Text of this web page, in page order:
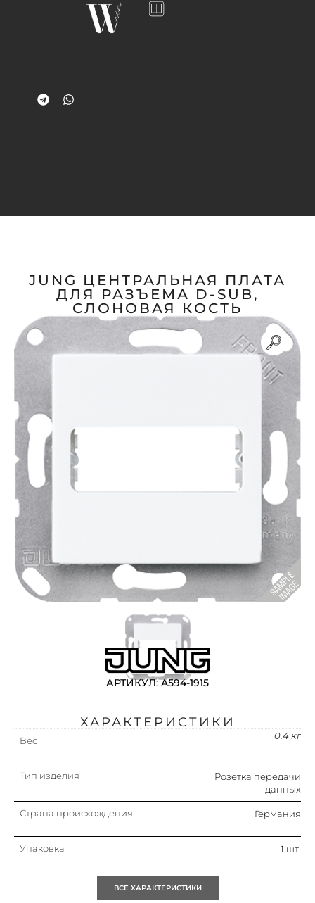
JUNG ЦЕНТРАЛЬНАЯ ПЛАТА
ДЛЯ РАЗЪЕМА D-SUB,
СЛОНОВАЯ КОСТЬ
АРТИКУЛ: A594-1915
ХАРАКТЕРИСТИКИ
Вес 0,4 кг
Тип изделия
Розетка передачи
данных
Страна происхождения Германия
Упаковка 1 шт.
ВСЕ ХАРАКТЕРИСТИКИ